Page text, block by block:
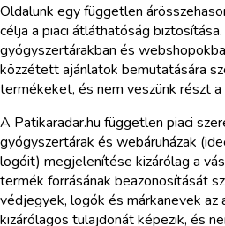
Oldalunk egy független
célja a piaci átláthatóság
gyógyszertárakban és
közzétett ajánlatok bemutatására
termékeket, és nem veszünk részt
A Patikaradar.hu független piaci
gyógyszertárak és webáruházak
logóit) megjelenítése kizárólag a
termék forrásának beazonosítását
védjegyek, logók és márkanevek
kizárólagos tulajdonát képezik, és